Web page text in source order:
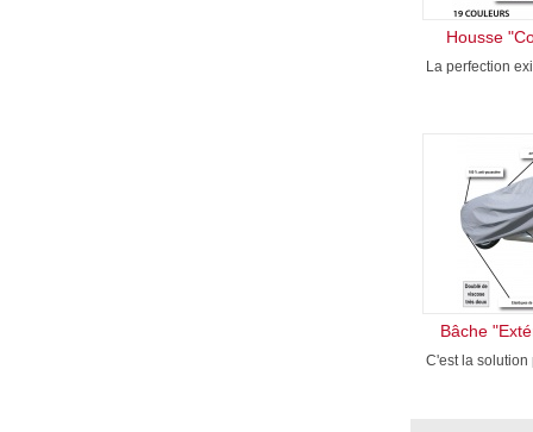
Housse
La perfection
Bâche
C'est la solution